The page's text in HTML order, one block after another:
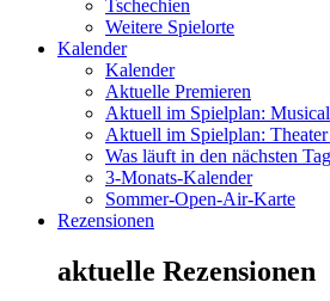
Tschechien
Weitere Spielorte
Kalender
Kalender
Aktuelle Premieren
Aktuell im Spielplan:
Aktuell im Spielplan:
Was läuft in den nächsten
3-Monats-Kalender
Sommer-Open-Air-Karte
Rezensionen
aktuelle Rezensionen